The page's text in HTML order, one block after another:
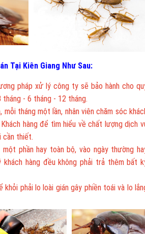
Tại Kiên Giang Như Sau:
pháp xử lý công ty sẽ bảo hành cho
- 6 tháng - 12 tháng.
mỗi tháng một lần, nhân viên chăm sóc
hàng để tìm hiểu về chất lượng dịch
cần thiết.
phần hay toàn bộ, vào ngày thường
khách hàng đều không phải trả thêm bất
khỏi phải lo loài gián gây phiền toái và lo